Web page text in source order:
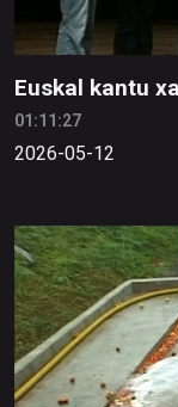
Euskal kantu
01:11:27
2026-05-12